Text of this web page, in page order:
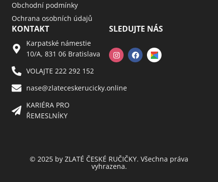
Obchodní podmínky
Ochrana osobních údajů
KONTAKT
Karpatské námestie
10/A, 831 06 Bratislava
VOLAJTE 222 292 152
nase@zlateceskerucicky.online
KARIÉRA PRO
ŘEMESLNÍKY
SLEDUJTE NÁS
© 2025 by ZLATÉ ČESKÉ RUČIČKY. Všechna práva
vyhrazena.